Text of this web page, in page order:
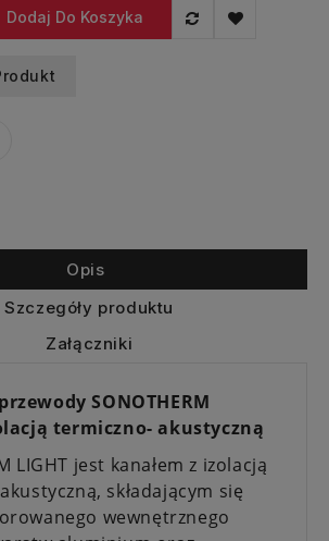
Dodaj Do Koszyka
Opis
Szczegóły produktu
Załączniki
SONOTHERM
termiczno- akustyczną
LIGHT jest kanałem z izolacją
składającym się
wewnętrznego